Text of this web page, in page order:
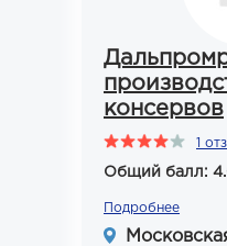
консервов
1
Общий балл:
Подробнее